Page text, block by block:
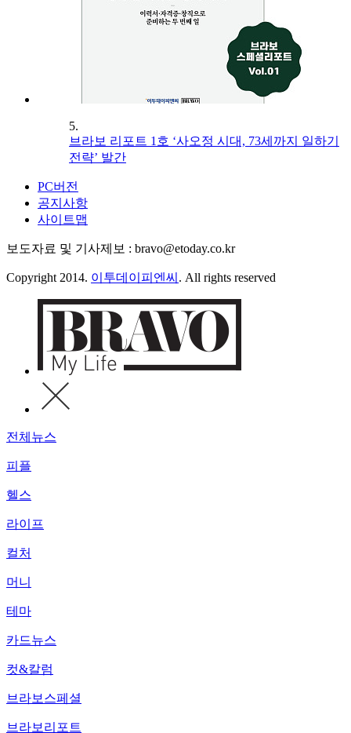
5.
브라보 리포트 1호 ‘사오정 시대, 73세까지 일하기
전략’ 발간
PC버전
공지사항
사이트맵
보도자료 및 기사제보 : bravo@etoday.co.kr
Copyright 2014. 이투데이피엔씨 . All rights reserved
전체뉴스
피플
헬스
라이프
컬처
머니
테마
카드뉴스
컷&칼럼
브라보스페셜
브라보리포트